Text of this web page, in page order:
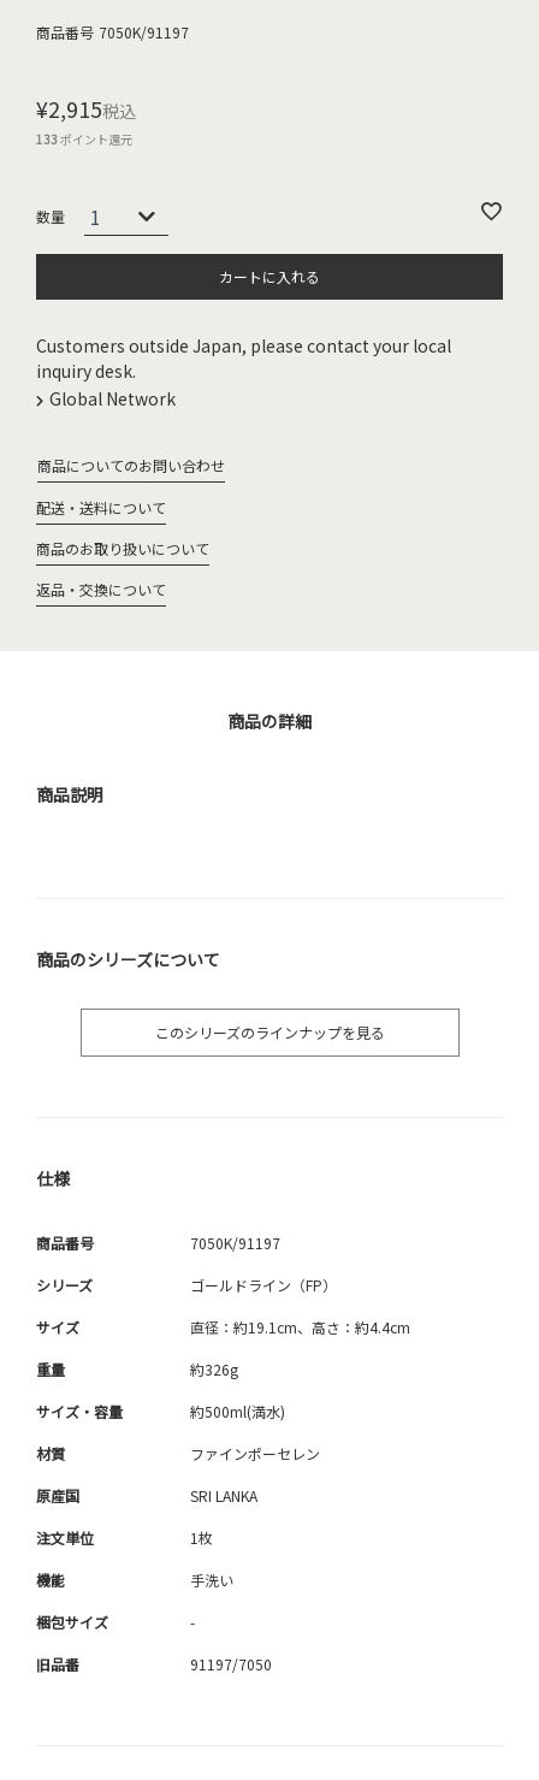
商品番号 7050K/91197
¥2,915税込
133ポイント還元
カートに入れる
Customers outside Japan, please contact your local
inquiry desk.
Global Network
商品についてのお問い合わせ
配送・送料について
商品のお取り扱いについて
返品・交換について
商品の詳細
商品説明
商品のシリーズについて
このシリーズのラインナップを見る
仕様
商品番号 7050K/91197
シリーズ ゴールドライン（FP）
サイズ 直径：約19.1cm、高さ：約4.4cm
重量 約326g
サイズ・容量 約500ml(満水)
材質 ファインポーセレン
原産国 SRI LANKA
注文単位 1枚
機能 手洗い
梱包サイズ -
旧品番 91197/7050